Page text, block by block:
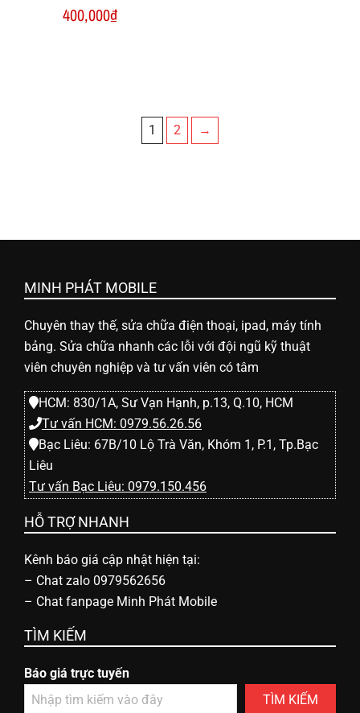
400,000₫
1 2 →
MINH PHÁT MOBILE
Chuyên thay thế, sửa chữa điện thoại, ipad, máy tính
bảng. Sửa chữa nhanh các lỗi với đội ngũ kỹ thuật
viên chuyên nghiệp và tư vấn viên có tâm
HCM: 830/1A, Sư Vạn Hạnh, p.13, Q.10, HCM
Tư vấn HCM: 0979.56.26.56
Bạc Liêu: 67B/10 Lộ Trà Văn, Khóm 1, P.1, Tp.Bạc
Liêu
Tư vấn Bạc Liêu: 0979.150.456
HỖ TRỢ NHANH
Kênh báo giá cập nhật hiện tại:
– Chat zalo 0979562656
– Chat fanpage Minh Phát Mobile
TÌM KIẾM
Báo giá trực tuyến
TÌM KIẾM